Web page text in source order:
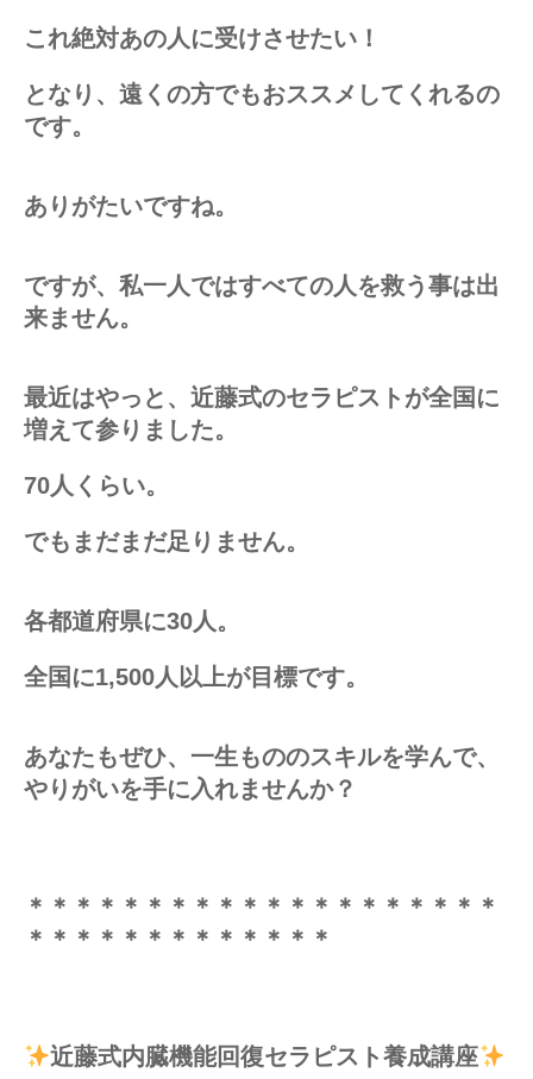
これ絶対あの人に受けさせたい！
となり、遠くの方でもおススメしてくれるの
です。
ありがたいですね。
ですが、私一人ではすべての人を救う事は出
来ません。
最近はやっと、近藤式のセラピストが全国に
増えて参りました。
70人くらい。
でもまだまだ足りません。
各都道府県に30人。
全国に1,500人以上が目標です。
あなたもぜひ、一生もののスキルを学んで、
やりがいを手に入れませんか？
＊＊＊＊＊＊＊＊＊＊＊＊＊＊＊＊＊＊＊＊
＊＊＊＊＊＊＊＊＊＊＊＊＊
近藤式内臓機能回復セラピスト養成講座